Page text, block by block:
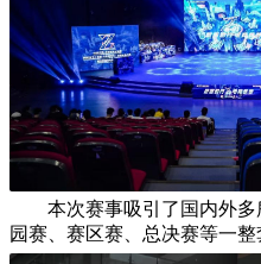
本次赛事吸引了国内外
园赛、赛区赛、总决赛等一整